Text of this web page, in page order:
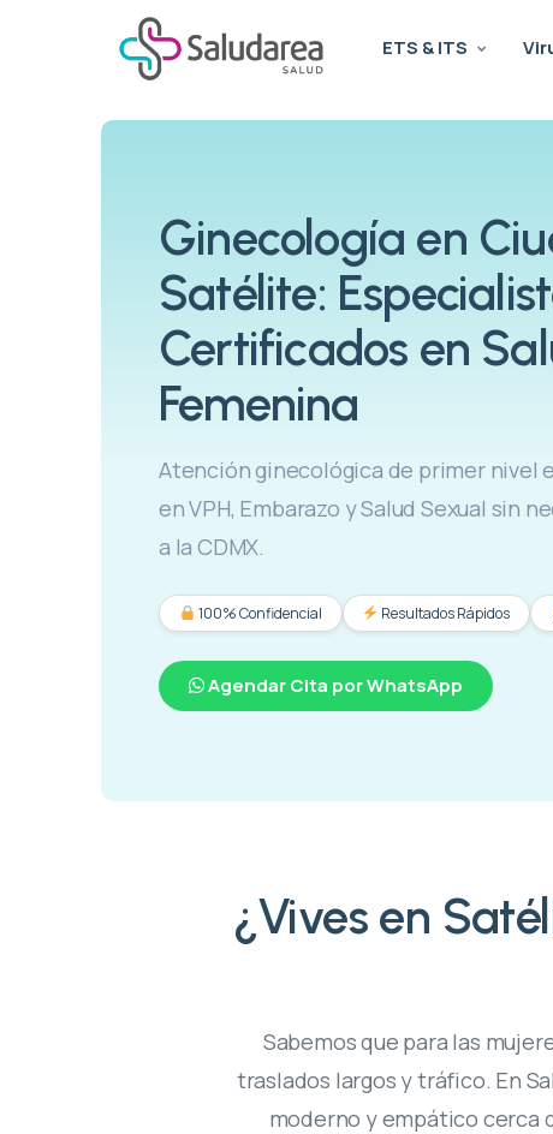
ETS & ITS
Ginecología en
Satélite:
Certificados en
Femenina
Atención ginecológica de primer nivel
en VPH, Embarazo y Salud Sexual sin
a la CDMX.
100% Confidencial Resultados Rápidos
Agendar Cita por WhatsApp
¿Vives en
Sabemos que para las
traslados largos y tráfico. En
moderno y empático cerca